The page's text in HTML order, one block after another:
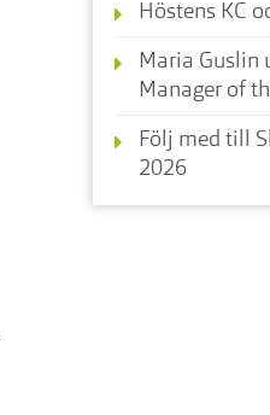
Höstens KC
Maria Guslin
Manager of
Följ med till
2026